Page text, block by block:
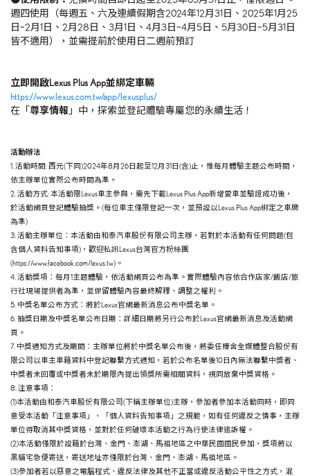
週四使用（每週五、六及連續假期含2024年12月31日、2025年1月25
日~2月1日、2月28日、3月1日、4月3日~4月5日、5月30日~5月31日
皆不適用），並需提前於使用日二週前預訂
立即開啟Lexus Plus App並綁定車輛
https://www.lexus.com.tw/app/lexusplus/
在「 尊享情報 」中，探索並登記體驗專屬您的永續生活！
活動辦法
1. 活動時間: 西元(下同)2024年8月26日起至12月31日(含)止，惟每月體驗主題公布時間，
依主辦單位實際公布時間為準。
2. 活動方式: 本活動限Lexus車主參與，需先下載Lexus Plus App新增愛車並驗證成功後，
於活動網頁登記體驗抽獎。(每位車主僅限登記一次，並預設以Lexus Plus App綁定之車牌
為準)
3. 活動主辦單位：本活動由和泰汽車股份有限公司主辦，若對於本活動有任何問題(包
含個人資料告知事項)，歡迎私訊Lexus台灣官方粉絲團
(https://www.facebook.com/lexus.tw)。
4. 活動獎項：每月1主題體驗，依活動網頁公布為準。實際體驗內容依合作店家/飯店/旅
行社現場提供者為準，並保留體驗內容最終解釋、調整之權利。
5. 中獎名單公布方式：將於Lexus官網最新消息公布中獎名單。
6. 抽獎日期及中獎名單公布日期：詳細日期將另行公布於Lexus官網最新消息及活動網
頁。
7. 中獎通知方式及期間：主辦單位將於中獎名單公布後，將委任樺舍全媒體整合股份有
限公司以車主車籍資料中登記聯繫方式通知，若於公布名單後10日內無法聯繫中獎者、
中獎者未回覆或中獎者未於期限內提出領獎所需相關資料，視同放棄中獎資格。
8. 注意事項：
(1)本活動由和泰汽車股份有限公司(下稱主辦單位)主辦，參加者參加本活動同時，即同
意受本活動「注意事項」、「個人資料告知事項」之規範，如有任何違反之情事，主辦
單位得取消其中獎資格，並對於任何破壞本活動之行為行使法律追訴權。
(2)本活動僅限於設籍於台灣、金門、澎湖、馬祖地區之中華民國國民參加，獎項將以
黑貓宅急便寄送，寄送地址亦僅限於台灣、金門、澎湖、馬祖地區。
(3)參加者若以惡意之電腦程式、違反法律及其他不正當或違反活動公平性之方式，混